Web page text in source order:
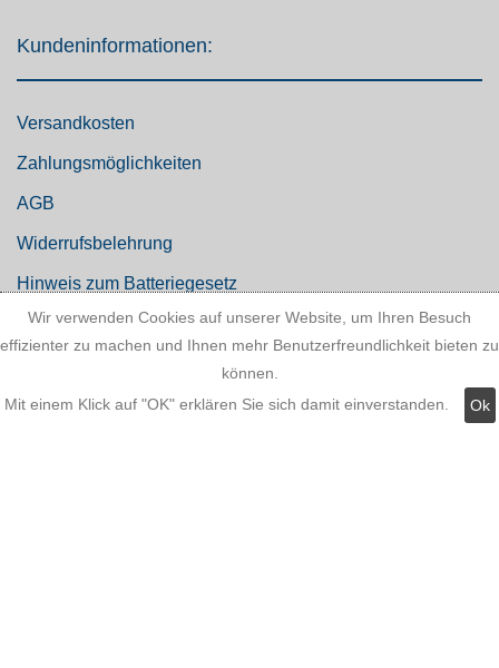
Kundeninformationen:
Versandkosten
Zahlungsmöglichkeiten
AGB
Widerrufsbelehrung
Hinweis zum Batteriegesetz
Kundeninformationen
Wir verwenden Cookies auf unserer Website, um Ihren Besuch
effizienter zu machen und Ihnen mehr Benutzerfreundlichkeit bieten zu
können.
Mit einem Klick auf "OK" erklären Sie sich damit einverstanden.
Ok